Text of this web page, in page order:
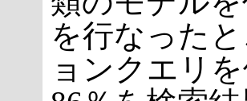
を行なった
ョンクエリ